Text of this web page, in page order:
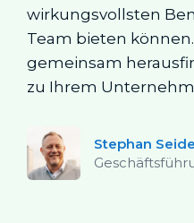
wirkungsvollsten
Team bieten
gemeinsam
zu Ihrem
Stephan